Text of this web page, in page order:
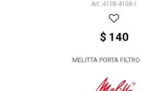
4108-4108-1
$ 140
MELITTA PORTA